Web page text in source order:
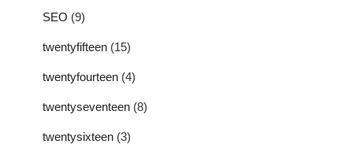
SEO (9)
twentyfifteen (15)
twentyfourteen (4)
twentyseventeen (8)
twentysixteen (3)